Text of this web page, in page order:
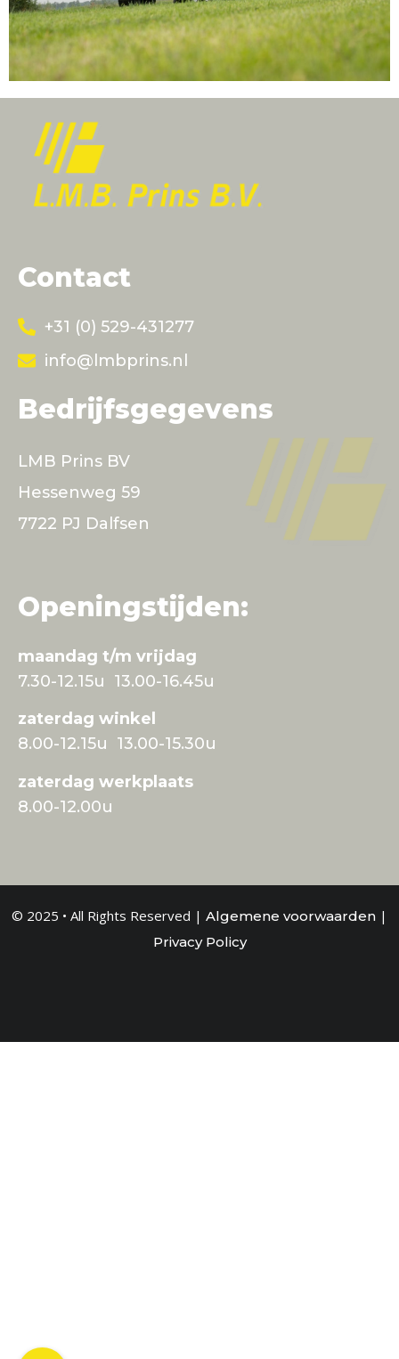
Contact
+31 (0) 529-431277
info@lmbprins.nl
Bedrijfsgegevens
LMB Prins BV
Hessenweg 59
7722 PJ Dalfsen
Openingstijden:
maandag t/m vrijdag
7.30-12.15u 13.00-16.45u
zaterdag winkel
8.00-12.15u 13.00-15.30u
zaterdag werkplaats
8.00-12.00u
© 2025 • All Rights Reserved | Algemene voorwaarden |
Privacy Policy